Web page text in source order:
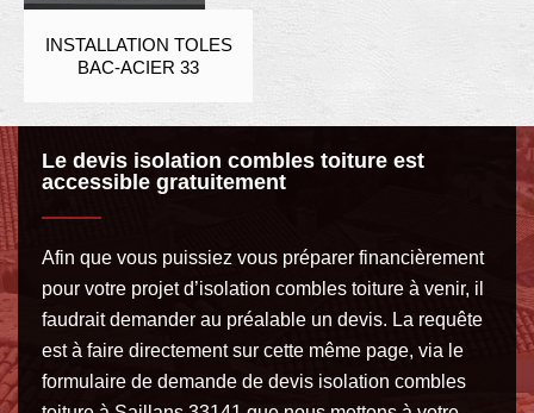
INSTALLATION TOLES
BAC-ACIER 33
Le devis isolation combles toiture est
accessible gratuitement
Afin que vous puissiez vous préparer financièrement
pour votre projet d’isolation combles toiture à venir, il
faudrait demander au préalable un devis. La requête
est à faire directement sur cette même page, via le
formulaire de demande de devis isolation combles